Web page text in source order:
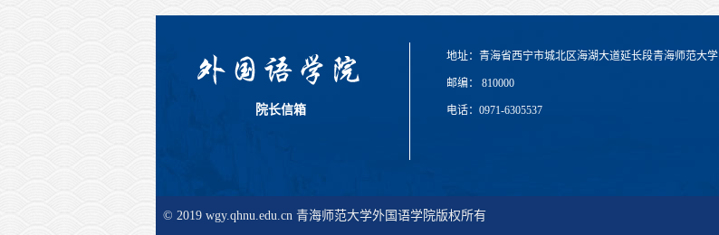
院长信箱
地址：青海省西宁市城北区海湖大道延长段青海师范大学
邮编： 810000
电话：0971-6305537
© 2019 wgy.qhnu.edu.cn 青海师范大学外国语学院版权所有